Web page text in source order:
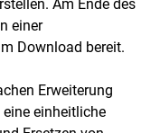
Am Ende des
einer
Download bereit.
Erweiterung
eine einheitliche